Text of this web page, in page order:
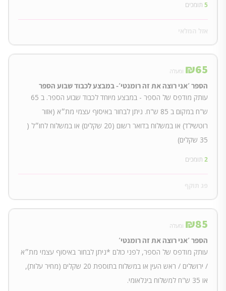
5 תומכים
₪65 ומעלה
הספר ׳אני רוצה את זה רומנטי׳- במבצע לכבוד שבוע הספר
עותק מודפס של הספר - במבצע מיוחד לכבוד שבוע הספר. ב 65
ש"ח במקום ב 85 ש"ח. ניתן לבחור באיסוף עצמי מת״א (אזור
רוטשילד) או במשלוח בדואר רשום (20 שקלים) או במשלוח לחו״ל (
35 שקלים)
2 תומכים
₪85 ומעלה
הספר ׳אני רוצה את זה רומנטי׳
עותק מודפס של הספר, לפני כולם *ניתן לבחור באיסוף עצמי מת״א
/ ירושלים / ראש העין או במשלוח בתוספת 20 שקלים (מחיר עלות),
או 35 ש"ח למשלוח בינלאומי.